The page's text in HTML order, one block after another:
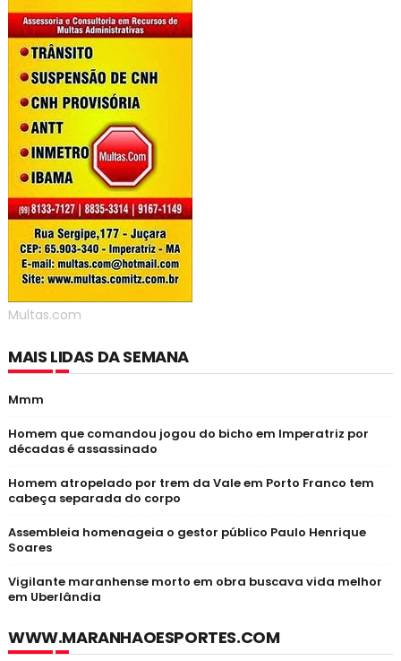
Multas.com
MAIS LIDAS DA SEMANA
Mmm
Homem que comandou jogou do bicho em Imperatriz por
décadas é assassinado
Homem atropelado por trem da Vale em Porto Franco tem
cabeça separada do corpo
Assembleia homenageia o gestor público Paulo Henrique
Soares
Vigilante maranhense morto em obra buscava vida melhor
em Uberlândia
WWW.MARANHAOESPORTES.COM